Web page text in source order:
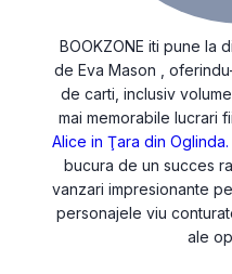
BOOKZONE iti pune la
de Eva Mason ,
de carti, inclusiv
mai memorabile lucrari
Alice in Ţara din
bucura de un succes
vanzari impresionante
personajele viu
ale